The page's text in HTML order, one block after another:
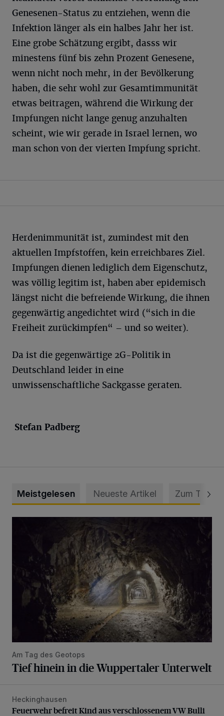
Genesenen-Status zu entziehen, wenn die
Infektion länger als ein halbes Jahr her ist.
Eine grobe Schätzung ergibt, dasss wir
minestens fünf bis zehn Prozent Genesene,
wenn nicht noch mehr, in der Bevölkerung
haben, die sehr wohl zur Gesamtimmunität
etwas beitragen, während die Wirkung der
Impfungen nicht lange genug anzuhalten
scheint, wie wir gerade in Israel lernen, wo
man schon von der vierten Impfung spricht.
Herdenimmunität ist, zumindest mit den
aktuellen Impfstoffen, kein erreichbares Ziel.
Impfungen dienen lediglich dem Eigenschutz,
was völlig legitim ist, haben aber epidemisch
längst nicht die befreiende Wirkung, die ihnen
gegenwärtig angedichtet wird (“sich in die
Freiheit zurückimpfen“ – und so weiter).
Da ist die gegenwärtige 2G-Politik in
Deutschland leider in eine
unwissenschaftliche Sackgasse geraten.
Stefan Padberg
Meistgelesen Neueste Artikel Zum Thema
Am Tag des Geotops
Tief hinein in die Wuppertaler Unterwelt
Feuerwehr befreit Kind aus verschlossenem VW Bulli
Heckinghausen
Feuerwehr befreit Kind aus verschlossenem VW Bulli